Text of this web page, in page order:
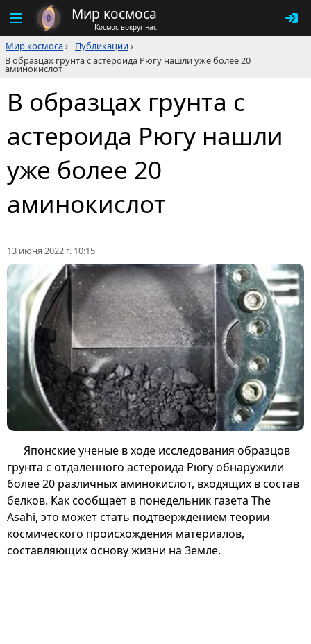
Мир космоса
Космос вокруг нас
Мир космоса› Публикации›
В образцах грунта с астероида Рюгу нашли уже более 20
аминокислот
В образцах грунта с
астероида Рюгу нашли
уже более 20
аминокислот
13 июня 2022 г. 10:15
Японские ученые в ходе исследования образцов
грунта с отдаленного астероида Рюгу обнаружили
более 20 различных аминокислот, входящих в состав
белков. Как сообщает в понедельник газета The
Asahi, это может стать подтверждением теории
космического происхождения материалов,
составляющих основу жизни на Земле.